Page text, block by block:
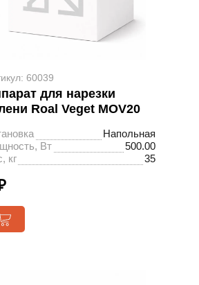
60039
для нарезки
Roal Veget MOV20
Напольная
Вт
500.00
кг
35